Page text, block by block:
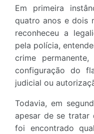
Em primeira
quatro anos e dois
reconheceu a
pela polícia,
crime
configuração do
judicial ou
Todavia, em
apesar de se tratar
foi encontrado